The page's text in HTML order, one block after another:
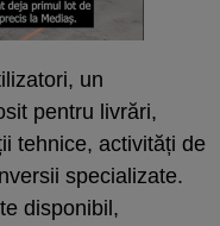
un
pentru livrări,
tehnice, activități de
specializate.
disponibil,